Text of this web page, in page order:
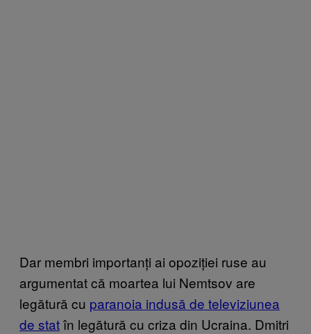
Dar membri importanți ai opoziției ruse au
argumentat că moartea lui Nemtsov are
legătură cu paranoia indusă de televiziunea
de statîn legătură cu criza din Ucraina. Dmitri